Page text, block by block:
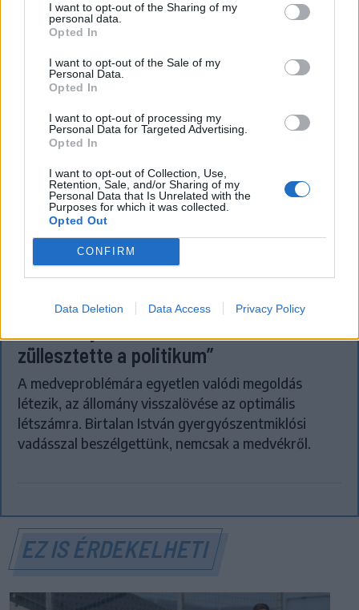
I want to opt-out of the Sharing of my
personal data.
Opted In
I want to opt-out of the Sale of my
Personal Data.
Opted In
I want to opt-out of processing my
Personal Data for Targeted Advertising.
Opted In
I want to opt-out of Collection, Use,
Retention, Sale, and/or Sharing of my
Personal Data that Is Unrelated with the
Purposes for which it was collected.
Opted Out
CONFIRM
Data Deletion Data Access Privacy Policy
FŐTÉR
„A Kárpátok szimbólumát egy gyűlölt,
züllesztette a politikum”
A medveproblémára egyetlen valódi megoldás
létezik, az állomány visszalövése az optimális
létszámra. Birtalan István gyergyószentmiklósi
vadásszal beszélgettünk, nemcsak a medvékről.
EZ IS ÉRDEKELHETI